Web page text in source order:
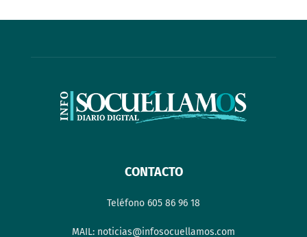
CONTACTO
Teléfono 605 86 96 18
MAIL: noticias@infosocuellamos.com